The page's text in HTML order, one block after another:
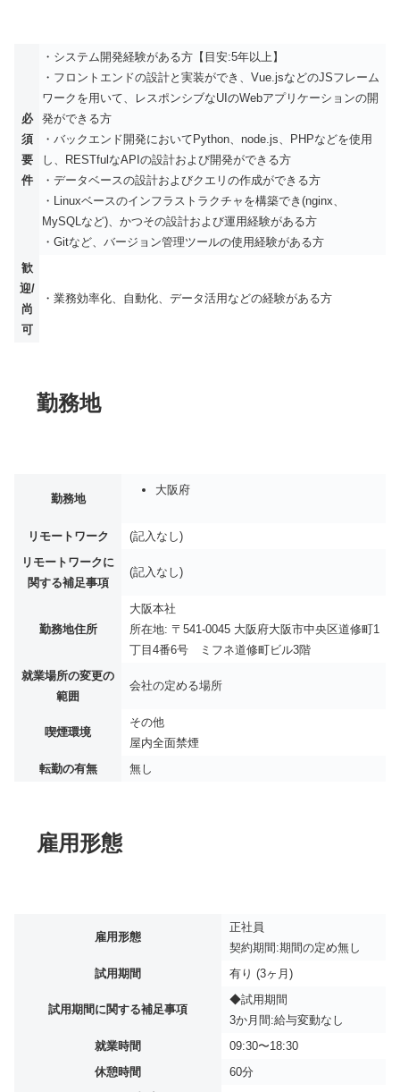
必
須
要
件
・システム開発経験がある方【目安:5年以上】
・フロントエンドの設計と実装ができ、Vue.jsなどのJSフレーム
ワークを用いて、レスポンシブなUIのWebアプリケーションの開
発ができる方
・バックエンド開発においてPython、node.js、PHPなどを使用
し、RESTfulなAPIの設計および開発ができる方
・データベースの設計およびクエリの作成ができる方
・Linuxベースのインフラストラクチャを構築でき(nginx、
MySQLなど)、かつその設計および運用経験がある方
・Gitなど、バージョン管理ツールの使用経験がある方
歓
迎/
尚
可
・業務効率化、自動化、データ活用などの経験がある方
勤務地
勤務地
大阪府
リモートワーク
(記入なし)
リモートワークに
関する補足事項
(記入なし)
勤務地住所
大阪本社
所在地: 〒541-0045 大阪府大阪市中央区道修町1
丁目4番6号 ミフネ道修町ビル3階
就業場所の変更の
範囲
会社の定める場所
喫煙環境
その他
屋内全面禁煙
転勤の有無
無し
雇用形態
雇用形態
正社員
契約期間:期間の定め無し
試用期間
有り (3ヶ月)
試用期間に関する補足事項
◆試用期間
3か月間:給与変動なし
就業時間
09:30〜18:30
休憩時間
60分